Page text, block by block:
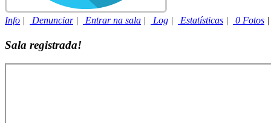
Info | Denunciar| Entrar na sala | Log | Estatísticas | 0 Fotos
Sala registrada!